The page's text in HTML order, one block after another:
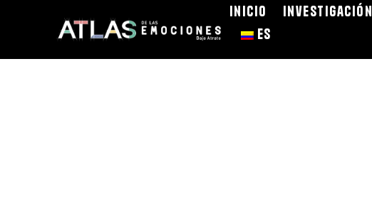
Inicio Investigación
ES